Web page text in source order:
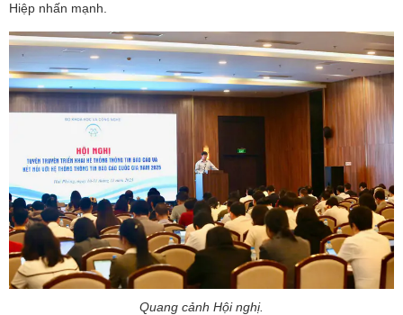
Hiệp nhấn mạnh.
Quang cảnh Hội nghị.